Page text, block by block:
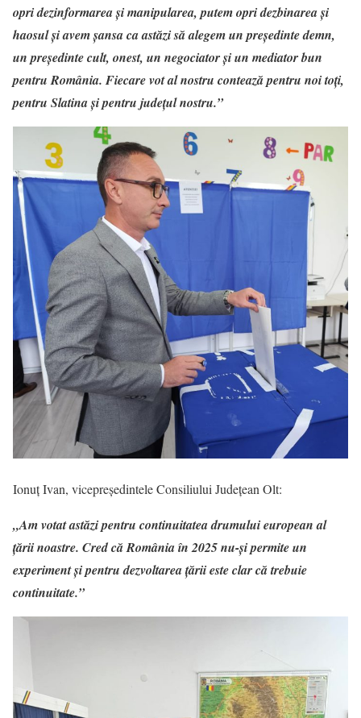
opri dezinformarea și manipularea, putem opri dezbinarea și
haosul și avem șansa ca astăzi să alegem un președinte demn,
un președinte cult, onest, un negociator și un mediator bun
pentru România. Fiecare vot al nostru contează pentru noi toți,
pentru Slatina și pentru județul nostru.”
Ionuț Ivan, vicepreședintele Consiliului Județean Olt:
„Am votat astăzi pentru continuitatea drumului european al
țării noastre. Cred că România în 2025 nu-și permite un
experiment și pentru dezvoltarea țării este clar că trebuie
continuitate.”